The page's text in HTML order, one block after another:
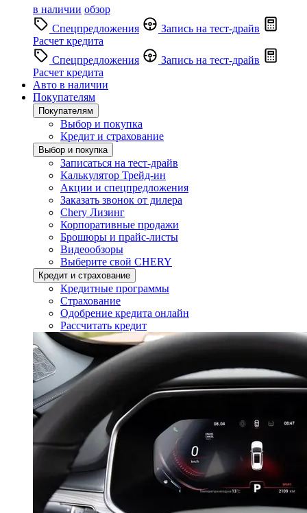
в наличии обзор
Спецпредложения
Запись на тест-драйв
Расчет кредита
Спецпредложения
Запись на тест-драйв
Расчет кредита
Авто в наличии
Покупателям
Покупателям
Выбор и покупка
Кредит и страхование
Выбор и покупка
Записаться на тест-драйв
Калькулятор Трейд-ин
Акции и спецпредложения
Заказать звонок от дилера
Chery Лизинг
Корпоративные продажи
Брошюры и прайс-листы
Видеообзоры
Выберите свой CHERY
Кредит и страхование
Кредитные программы
Страхование
Одобрение кредита онлайн
Рассчитать кредит